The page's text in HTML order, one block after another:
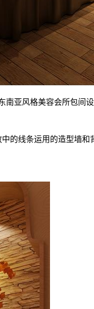
南亚风格美容会所包间
的线条运用的造型墙